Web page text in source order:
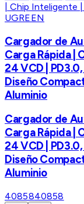
UGREEN
Cargador de
Carga Rápida |
24 VCD | PD3.0,
Diseño
Aluminio
Cargador de
Carga Rápida |
24 VCD | PD3.0,
Diseño
Aluminio
4085840858